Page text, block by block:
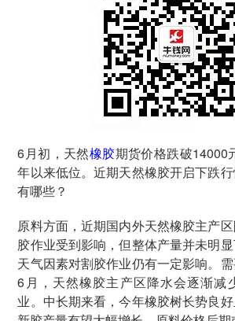
6月初，天然橡胶期货价格跌破14000
年以来低位。近期天然橡胶开启下跌
有哪些？
原料方面，近期国内外天然橡胶主产
胶作业受到影响，但整体产量并未明
天气因素对割胶作业仍有一定影响。
6月，天然橡胶主产区降水会逐渐减
业。中长期来看，今年橡胶树长势良